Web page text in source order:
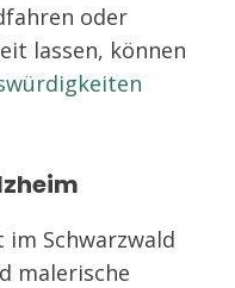
oder
lassen, können
Schwarzwald
malerische